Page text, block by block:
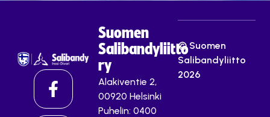
Suomen
Salibandyliitto
ry
Alakiventie 2,
00920 Helsinki
Puhelin: 0400
© Suomen
Salibandyliitto
2026